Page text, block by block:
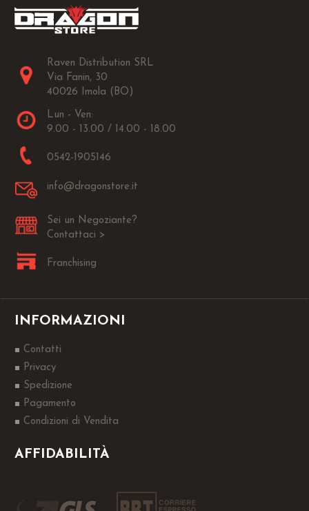
Raven Distribution SRL
Via Fanin, 30
40026 Imola (BO)
Lun - Ven:
9.00 - 13.00 / 14.00 - 18.00
0542-1905146
info@dragonstore.it
Sei un Negoziante?
Contattaci >
Franchising
INFORMAZIONI
Contatti
Privacy
Spedizione
Pagamento
Condizioni di Vendita
AFFIDABILITÀ